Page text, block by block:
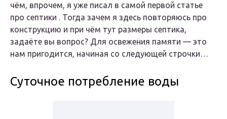
чём, впрочем, я уже писал в самой первой статье
про септики . Тогда зачем я здесь повторяюсь про
конструкцию и при чём тут размеры септика,
задаёте вы вопрос? Для освежения памяти — это
нам пригодится, начиная со следующей строчки…
Суточное потребление воды